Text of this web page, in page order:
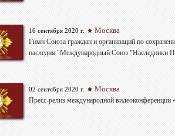
16 сентября 2020 г. Москва
Гимн Союза граждан и организаций по
наследия "Международный Союз "Наследники
02 сентября 2020 г. Москва
Пресс-релиз международной